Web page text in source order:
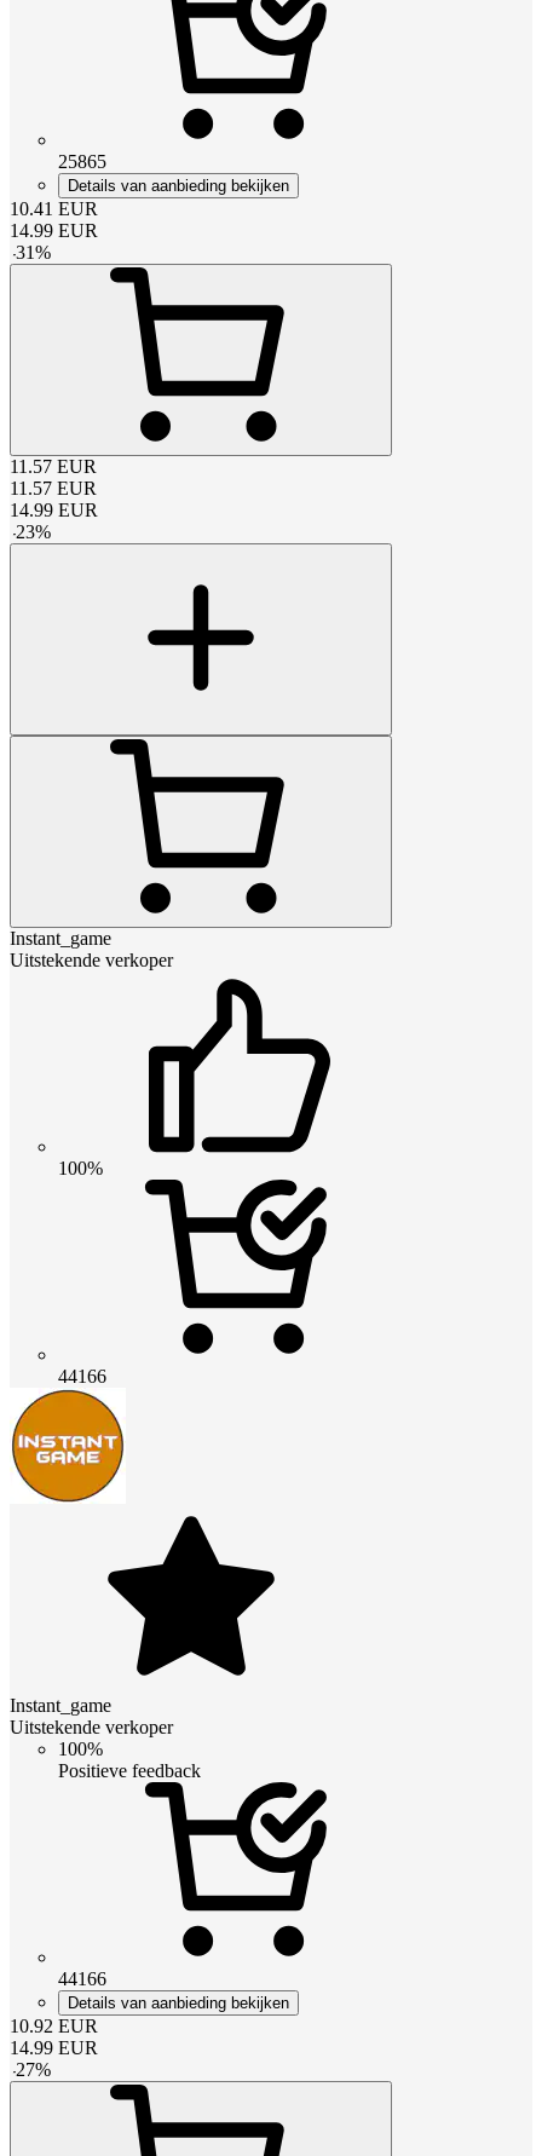
25865
Details van aanbieding bekijken
10.41 EUR
14.99 EUR
-31%
11.57 EUR
11.57 EUR
14.99 EUR
-23%
Instant_game
Uitstekende verkoper
100%
44166
Instant_game
Uitstekende verkoper
100%
Positieve feedback
44166
Details van aanbieding bekijken
10.92 EUR
14.99 EUR
-27%